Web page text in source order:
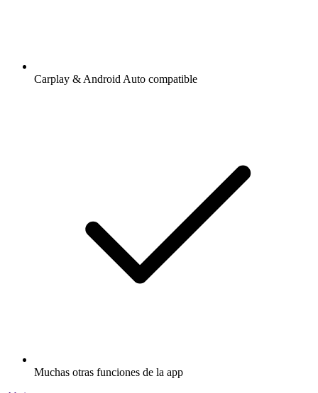
Carplay & Android Auto compatible
Muchas otras funciones de la app